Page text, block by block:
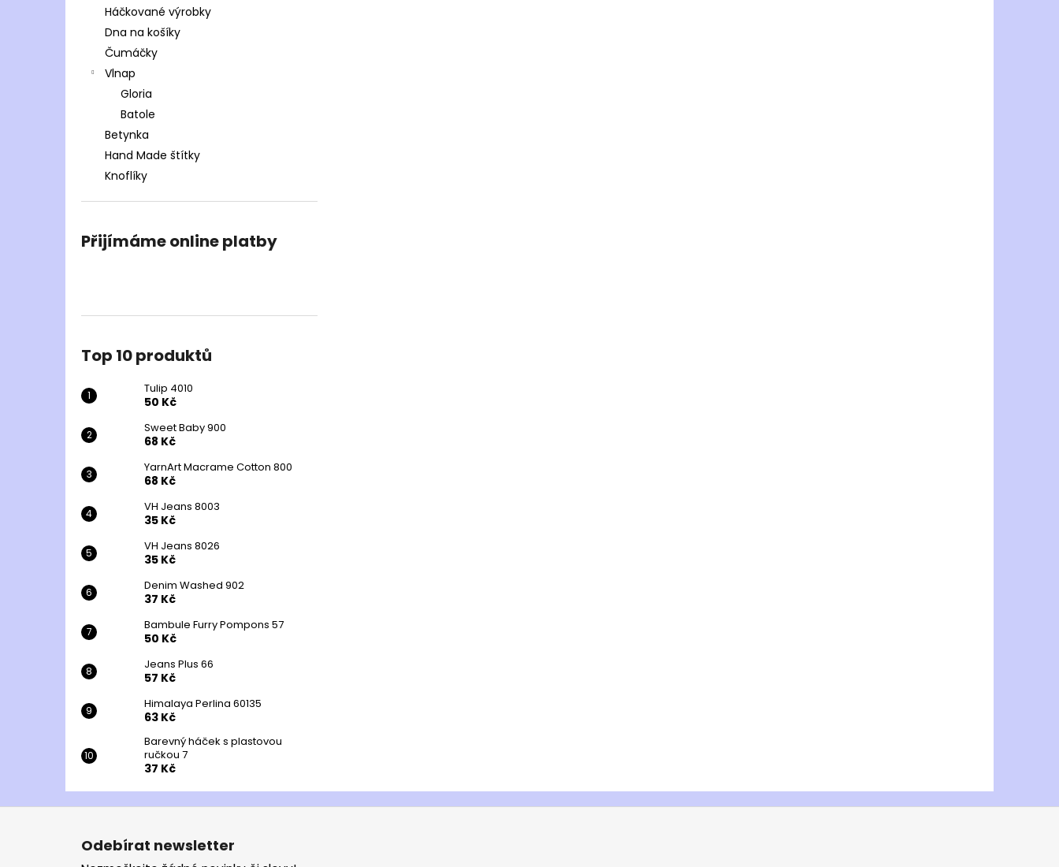
Háčkované výrobky
Dna na košíky
Čumáčky
Vlnap
Gloria
Batole
Betynka
Hand Made štítky
Knoflíky
Přijímáme online platby
Top 10 produktů
Tulip 4010
50 Kč
Sweet Baby 900
68 Kč
YarnArt Macrame Cotton 800
68 Kč
VH Jeans 8003
35 Kč
VH Jeans 8026
35 Kč
Denim Washed 902
37 Kč
Bambule Furry Pompons 57
50 Kč
Jeans Plus 66
57 Kč
Himalaya Perlina 60135
63 Kč
Barevný háček s plastovou
ručkou 7
37 Kč
Z
Odebírat newsletter